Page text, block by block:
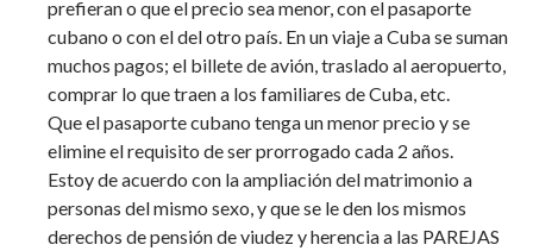
prefieran o que el precio sea menor, con el pasaporte
cubano o con el del otro país. En un viaje a Cuba se suman
muchos pagos; el billete de avión, traslado al aeropuerto,
comprar lo que traen a los familiares de Cuba, etc.
Que el pasaporte cubano tenga un menor precio y se
elimine el requisito de ser prorrogado cada 2 años.
Estoy de acuerdo con la ampliación del matrimonio a
personas del mismo sexo, y que se le den los mismos
derechos de pensión de viudez y herencia a las PAREJAS